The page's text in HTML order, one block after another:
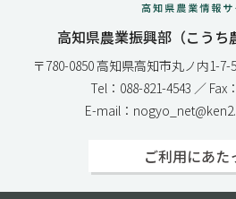
高知県農業振興部（こうち
〒780-0850 高知県高知市丸ノ内1-7-
Tel：088-821-4543 ／ Fax
E-mail：
ご利用にあた